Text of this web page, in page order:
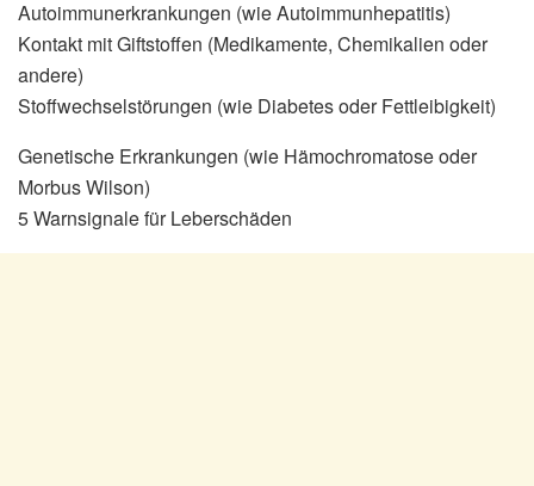
Autoimmunerkrankungen (wie Autoimmunhepatitis)
Kontakt mit Giftstoffen (Medikamente, Chemikalien oder
andere)
Stoffwechselstörungen (wie Diabetes oder Fettleibigkeit)
Genetische Erkrankungen (wie Hämochromatose oder
Morbus Wilson)
5 Warnsignale für Leberschäden